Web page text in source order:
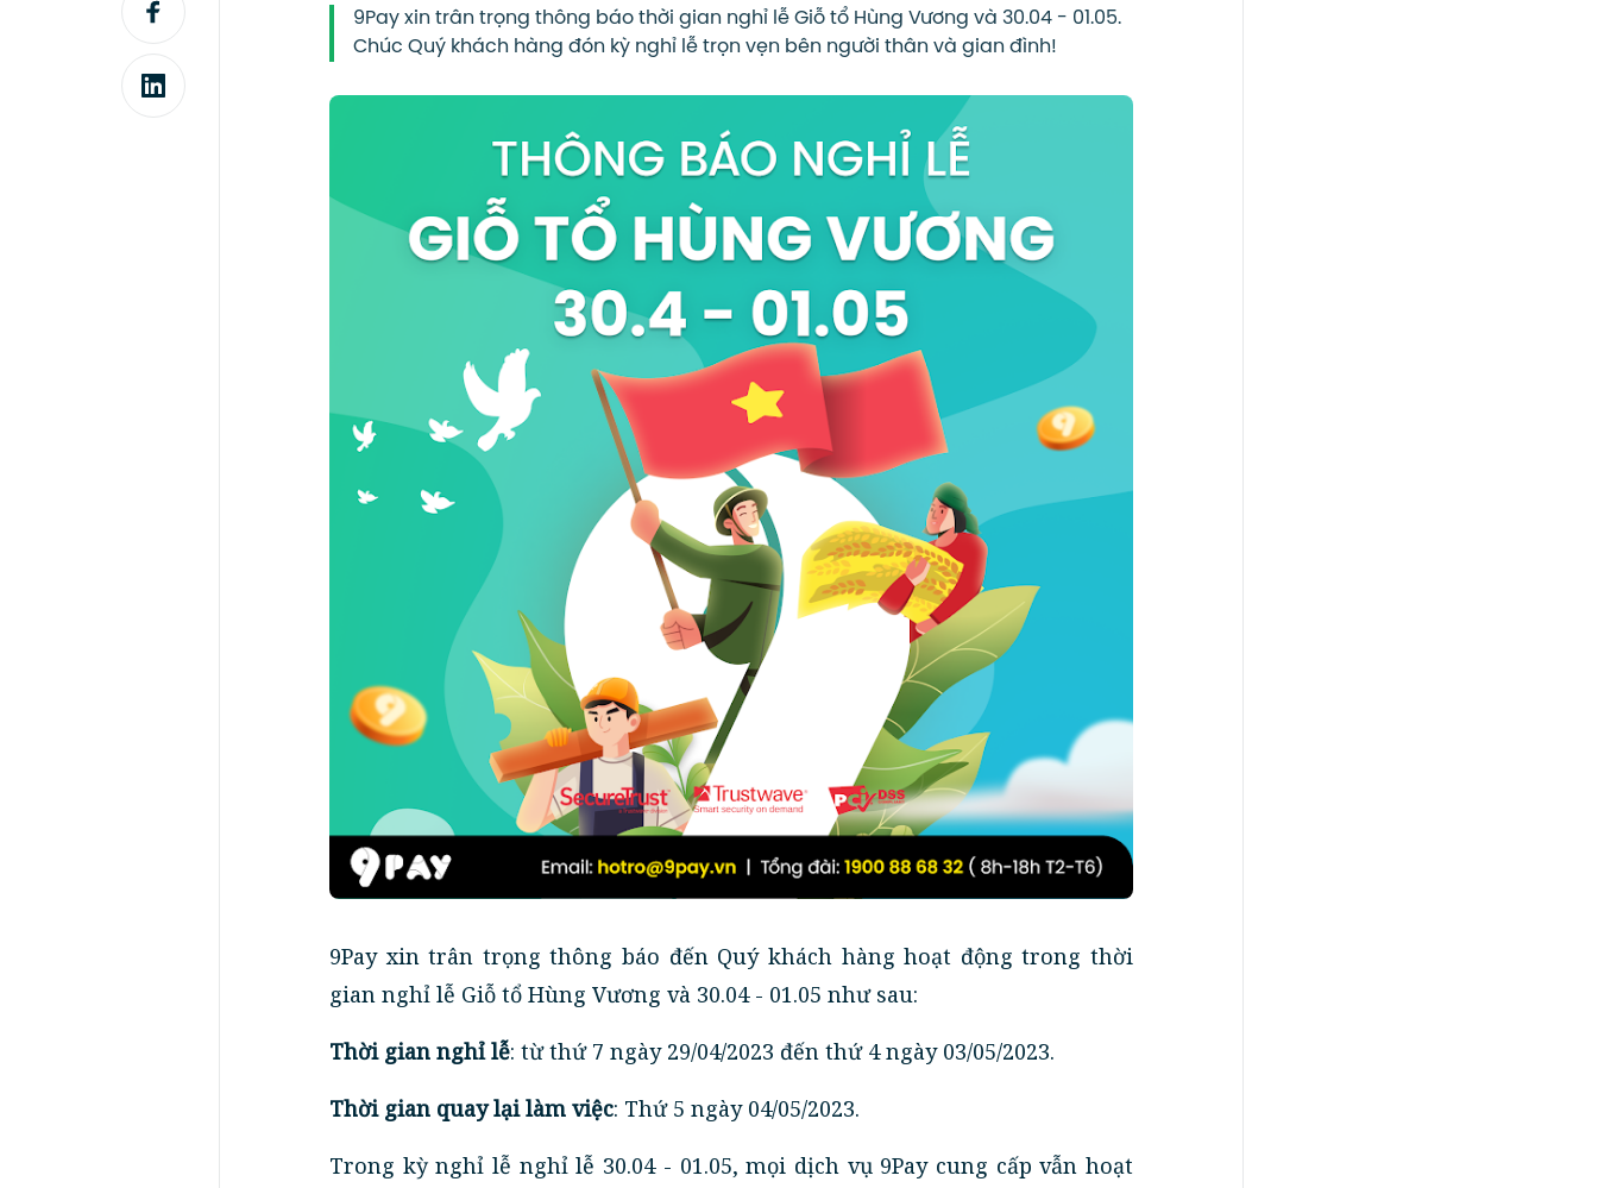
9Pay xin trân trọng thông báo thời gian nghỉ lễ Giỗ tổ Hùng Vương và 30.04 - 01.05.
Chúc Quý khách hàng đón kỳ nghỉ lễ trọn vẹn bên người thân và gian đình!
9Pay xin trân trọng thông báo đến Quý khách hàng hoạt động trong thời
gian nghỉ lễ Giỗ tổ Hùng Vương và 30.04 - 01.05 như sau:
Thời gian nghỉ lễ: từ thứ 7 ngày 29/04/2023 đến thứ 4 ngày 03/05/2023.
Thời gian quay lại làm việc: Thứ 5 ngày 04/05/2023.
Trong kỳ nghỉ lễ nghỉ lễ 30.04 - 01.05, mọi dịch vụ 9Pay cung cấp vẫn hoạt